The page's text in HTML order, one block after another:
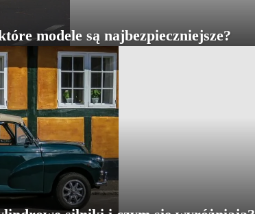
modele są najbezpieczniejsze?